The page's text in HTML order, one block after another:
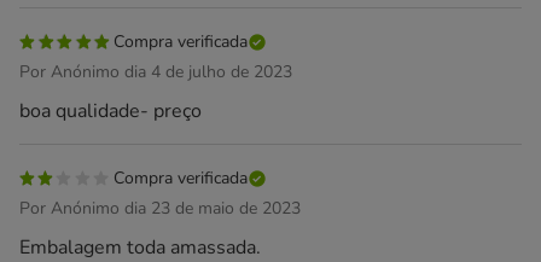
Compra verificada
Por Anónimo dia 4 de julho de 2023
boa qualidade- preço
Compra verificada
Por Anónimo dia 23 de maio de 2023
Embalagem toda amassada.